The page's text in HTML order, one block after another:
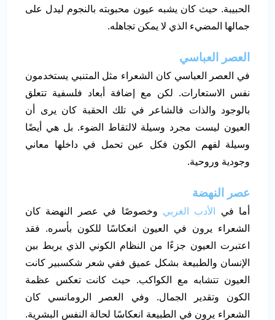
الحبيبة. حيث كان يشبه عيون محبوبته بالنجوم ليدل على
جمالها المضيء الذي لا يمكن تجاهله.
العصر العباسي
في العصر العباسي كان الشعراء مثل المتنبي يستخدمون
نفس الاستعارات. لكن مع إضافة أبعاد فلسفية تتعلق
بالوجود والذات فالشاعر في تلك الحقبة كان يرى أن
العيون ليست مجرد وسيلة لالتقاط الضوء. بل هي أيضًا
وسيلة لفهم الكون فكل عين تحمل في داخلها معاني
وجودية وروحية.
عصر النهضة
أما في الأدب الغربي وخصوصًا في عصر النهضة كان
الشعراء يرون في العيون انعكاسًا للكون بأسره. فقد
اعتبرت العيون جزءًا من النظام الكوني الذي يربط بين
الإنسان والطبيعة بشكل عميق ففي شعر شكسبير كانت
العيون تتشابه مع الكواكب. حيث كانت تعكس عظمة
الكون وتقدير الجمال. وفي العصر الرومانسي كان
الشعراء يرون في الطبيعة انعكاسًا لحالة النفس البشرية.